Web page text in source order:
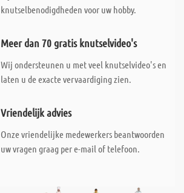
knutselbenodigdheden voor uw hobby.
Meer dan 70 gratis knutselvideo's
Wij ondersteunen u met veel knutselvideo's en
laten u de exacte vervaardiging zien.
Vriendelijk advies
Onze vriendelijke medewerkers beantwoorden
uw vragen graag per e-mail of telefoon.